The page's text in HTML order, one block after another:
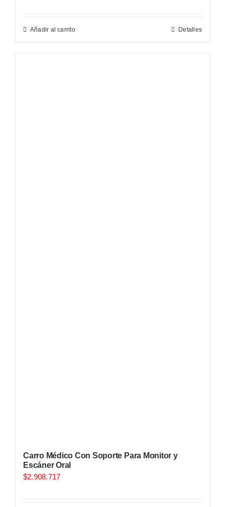
Añadir al carrito Detalles
Carro Médico Con Soporte Para Monitor y
Escáner Oral
$2.908.717